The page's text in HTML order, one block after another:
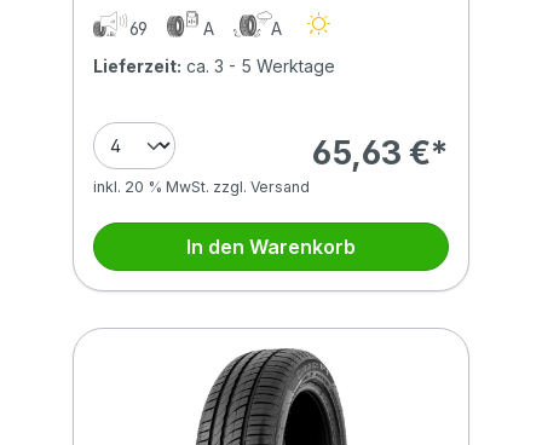
69 A
A
Lieferzeit: ca. 3 - 5 Werktage
65,63 €*
inkl. 20 % MwSt. zzgl. Versand
In den Warenkorb